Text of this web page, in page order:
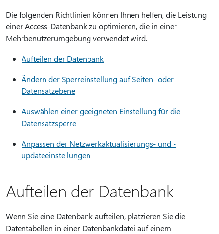
Die folgenden Richtlinien können Ihnen helfen, die Leistung
einer Access-Datenbank zu optimieren, die in einer
Mehrbenutzerumgebung verwendet wird.
Aufteilen der Datenbank
Ändern der Sperreinstellung auf Seiten- oder
Datensatzebene
Auswählen einer geeigneten Einstellung für die
Datensatzsperre
Anpassen der Netzwerkaktualisierungs- und -
updateeinstellungen
Aufteilen der Datenbank
Wenn Sie eine Datenbank aufteilen, platzieren Sie die
Datentabellen in einer Datenbankdatei auf einem